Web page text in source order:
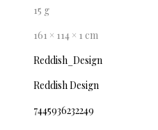
15 g
161 × 114 × 1 cm
Reddish_Design
Reddish Design
7445936232249